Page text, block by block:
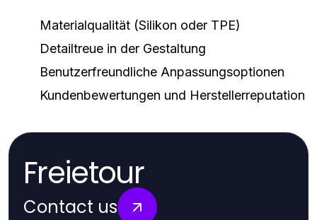
Materialqualität (Silikon oder TPE)
Detailtreue in der Gestaltung
Benutzerfreundliche Anpassungsoptionen
Kundenbewertungen und Herstellerreputation
Freietour
Contact us